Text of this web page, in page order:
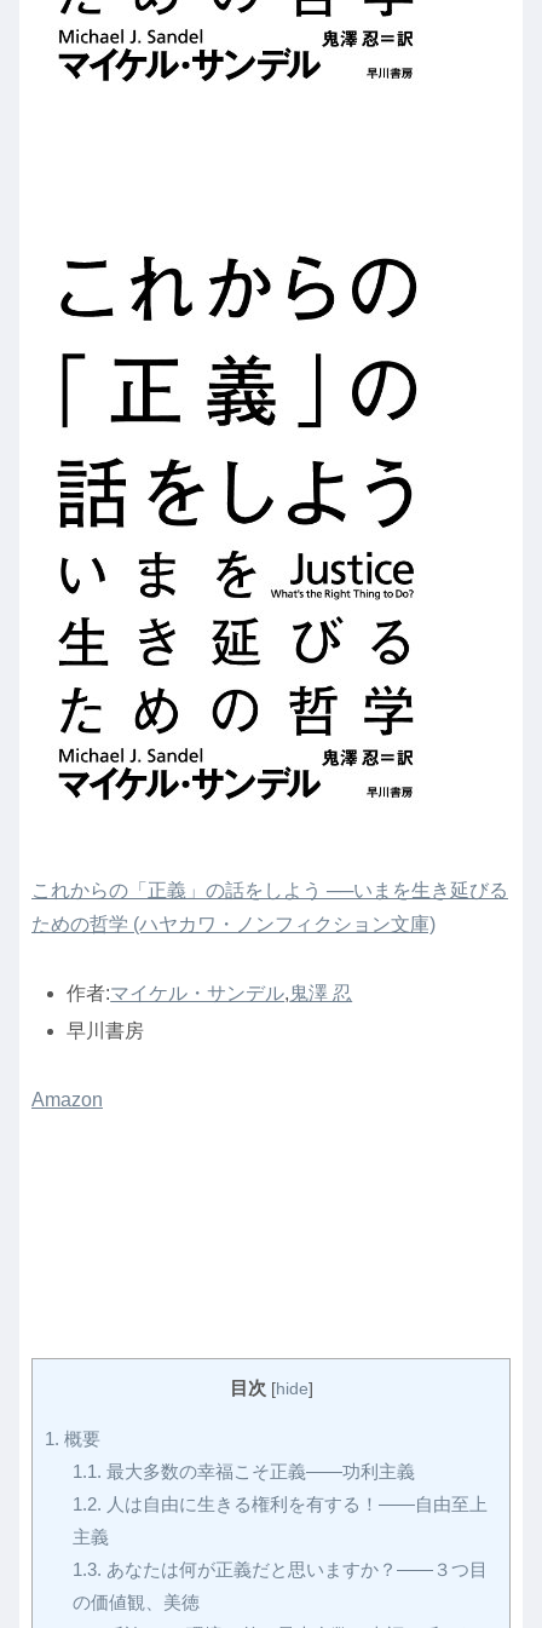
これからの「正義」の話をしよう ──いまを生き延びる
ための哲学 (ハヤカワ・ノンフィクション文庫)
作者:マイケル・サンデル,鬼澤 忍
早川書房
Amazon
目次 [hide]
1. 概要
1.1. 最大多数の幸福こそ正義――功利主義
1.2. 人は自由に生きる権利を有する！――自由至上
主義
1.3. あなたは何が正義だと思いますか？――３つ目
の価値観、美徳